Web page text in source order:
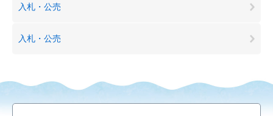
入札・公売
入札・公売